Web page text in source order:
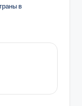
в